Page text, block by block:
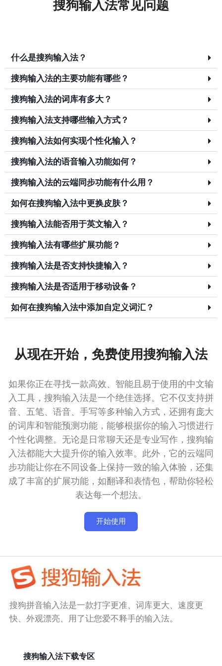
搜狗输入法常见问题
什么是搜狗输入法？
搜狗输入法的主要功能有哪些？
搜狗输入法的词库有多大？
搜狗输入法支持哪些输入方式？
搜狗输入法如何实现个性化输入？
搜狗输入法的语音输入功能如何？
搜狗输入法的云端同步功能有什么用？
如何在搜狗输入法中更换皮肤？
搜狗输入法能否用于英文输入？
搜狗输入法有哪些扩展功能？
搜狗输入法是否支持快捷输入？
搜狗输入法是否适用于移动设备？
如何在搜狗输入法中添加自定义词汇？
从现在开始，免费使用搜狗输入法
如果你正在寻找一款高效、智能且易于使用的中文输
入工具，搜狗输入法是一个绝佳选择。它不仅支持拼
音、五笔、语音、手写等多种输入方式，还拥有庞大
的词库和智能预测功能，能够根据你的输入习惯进行
个性化调整。无论是日常聊天还是专业写作，搜狗输
入法都能大大提升你的输入效率。此外，它的云端同
步功能让你在不同设备上保持一致的输入体验，还集
成了丰富的扩展功能，如翻译和表情包，帮助你轻松
表达每一个想法。
开始使用
搜狗拼音输入法是一款打字更准、词库更大、速度更
快、外观漂亮、用了让您爱不释手的输入法。
搜狗输入法下载专区